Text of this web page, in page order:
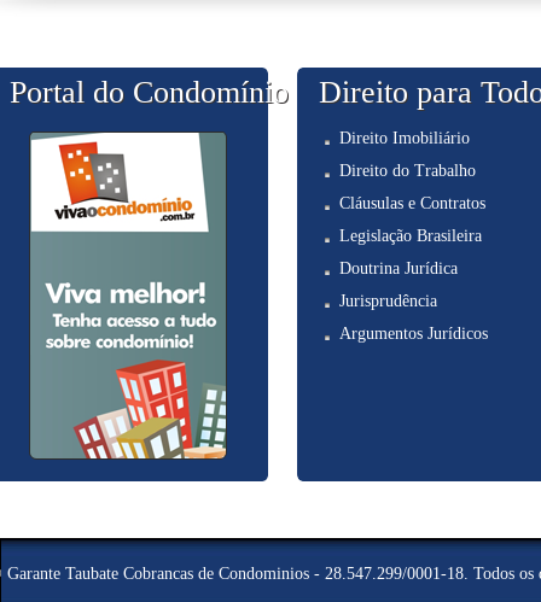
Portal do Condomínio Direito para
Direito Imobiliário
Direito do Trabalho
Cláusulas e Contratos
Legislação Brasileira
Doutrina Jurídica
Jurisprudência
Argumentos Jurídicos
Garante Taubate Cobrancas de Condominios - 28.547.299/0001-18. Todos os